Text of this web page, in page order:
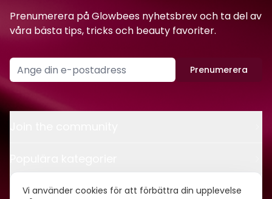
Vi använder cookies för att förbättra din upplevelse
Prenumerera på Glowbees nyhetsbrev och ta del av
våra bästa tips, tricks och beauty favoriter.
Prenumerera
Kontakt